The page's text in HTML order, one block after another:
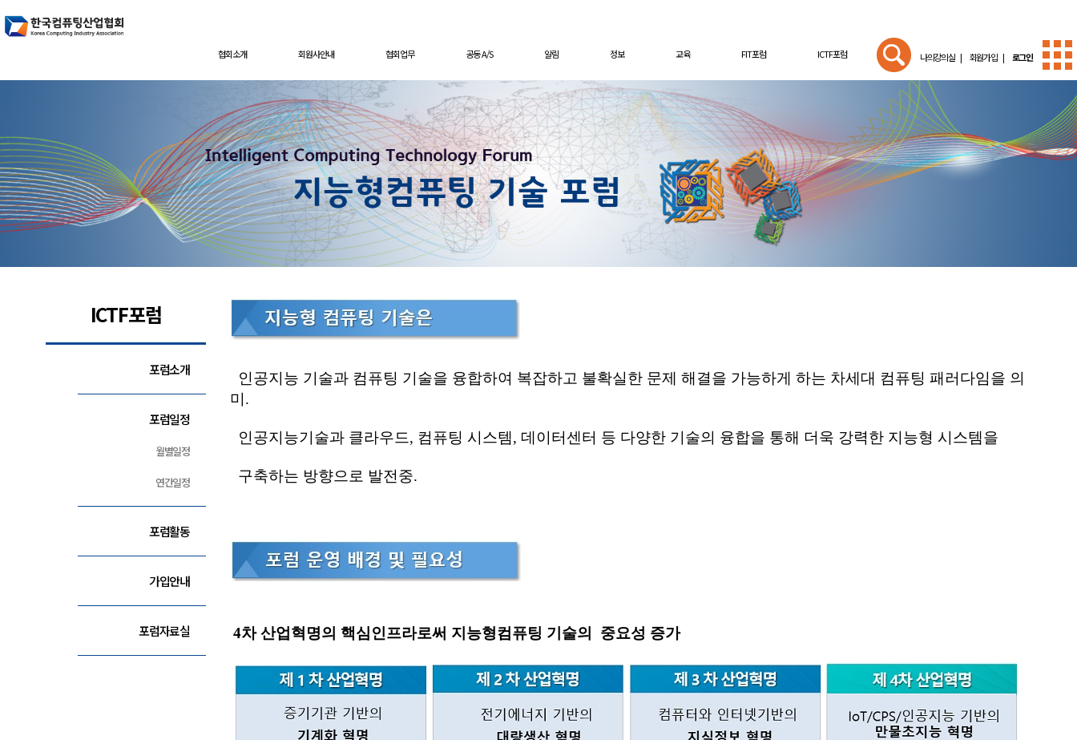
협회소개 회원사안내 협회업무 공동 A/S 알림 정보 교육 FIT포럼 ICTF포럼 나의강의실 | 회원가입 | 로그인
ICTF포럼
포럼소개
포럼일정
월별일정
연간일정
포럼활동
가입안내
포럼자료실
인공지능 기술과 컴퓨팅 기술을 융합하여 복잡하고 불확실한 문제 해결을 가능하게 하는 차세대 컴퓨팅 패러다임을 의
미 .
인공지능기술과 클라우드, 컴퓨팅 시스템, 데이터센터 등 다양한 기술의 융합을 통해 더욱 강력한 지능형 시스템을
구축하는 방향으로 발전중.
4차 산업혁명의 핵심인프라로써 지능형컴퓨팅 기술의 중요성 증가